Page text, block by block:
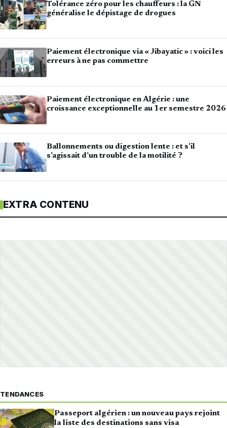
Tolérance zéro pour les chauffeurs : la GN
généralise le dépistage de drogues
Paiement électronique via « Jibayatic » : voici les
erreurs à ne pas commettre
Paiement électronique en Algérie : une
croissance exceptionnelle au 1er semestre 2026
Ballonnements ou digestion lente : et s’il
s’agissait d’un trouble de la motilité ?
EXTRA CONTENU
TENDANCES
Passeport algérien : un nouveau pays rejoint
la liste des destinations sans visa